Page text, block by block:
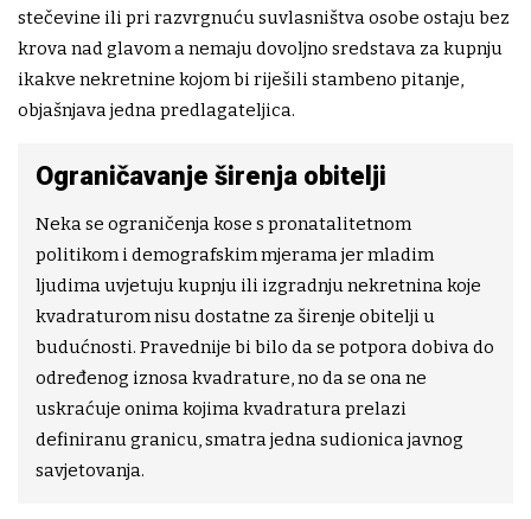
stečevine ili pri razvrgnuću suvlasništva osobe ostaju bez
krova nad glavom a nemaju dovoljno sredstava za kupnju
ikakve nekretnine kojom bi riješili stambeno pitanje,
objašnjava jedna predlagateljica.
Ograničavanje širenja obitelji
Neka se ograničenja kose s pronatalitetnom
politikom i demografskim mjerama jer mladim
ljudima uvjetuju kupnju ili izgradnju nekretnina koje
kvadraturom nisu dostatne za širenje obitelji u
budućnosti. Pravednije bi bilo da se potpora dobiva do
određenog iznosa kvadrature, no da se ona ne
uskraćuje onima kojima kvadratura prelazi
definiranu granicu, smatra jedna sudionica javnog
savjetovanja.